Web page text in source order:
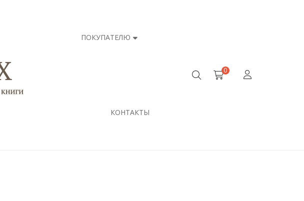
ПОКУПАТЕЛЮ
КОНТАКТЫ
0